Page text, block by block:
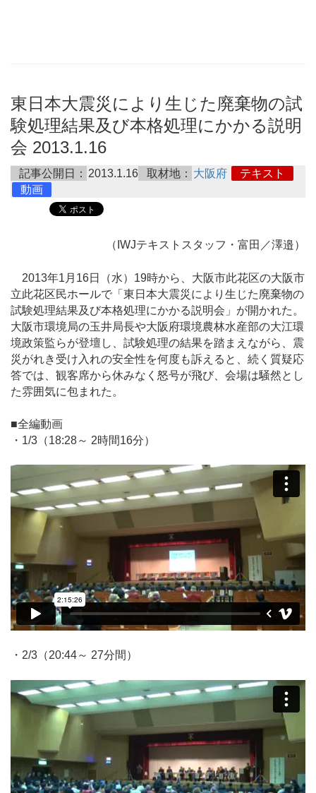
東日本大震災により生じた廃棄物の試
験処理結果及び本格処理にかかる説明
会 2013.1.16
記事公開日： 2013.1.16 取材地： 大阪府
テキスト
動画
（IWJテキストスタッフ・富田／澤邉）
2013年1月16日（水）19時から、大阪市此花区の大阪市
立此花区民ホールで「東日本大震災により生じた廃棄物の
試験処理結果及び本格処理にかかる説明会」が開かれた。
大阪市環境局の玉井局長や大阪府環境農林水産部の大江環
境政策監らが登壇し、試験処理の結果を踏まえながら、震
災がれき受け入れの安全性を何度も訴えると、続く質疑応
答では、観客席から休みなく怒号が飛び、会場は騒然とし
た雰囲気に包まれた。
■全編動画
・1/3（18:28～ 2時間16分）
・2/3（20:44～ 27分間）